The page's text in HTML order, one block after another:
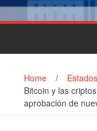
Home /
Bitcoin y las
aprobación de